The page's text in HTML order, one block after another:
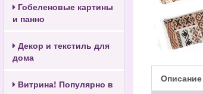
Гобеленовые картины
и панно
Декор и текстиль для
дома
Витрина! Популярно в
Описание